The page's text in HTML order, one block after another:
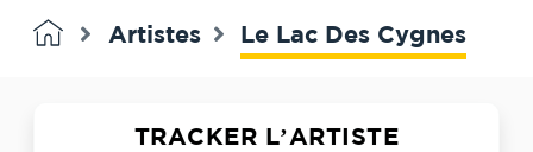
Artistes Le Lac Des Cygnes
TRACKER L’ARTISTE